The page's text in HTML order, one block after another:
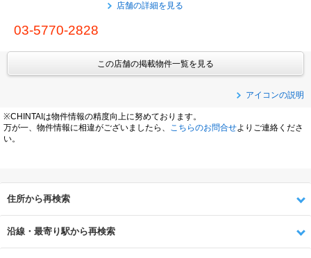
店舗の詳細を見る
03-5770-2828
この店舗の掲載物件一覧を見る
アイコンの説明
※CHINTAIは物件情報の精度向上に努めております。
万が一、物件情報に相違がございましたら、
こちらのお問合せよりご連絡くださ
い。
住所から再検索
沿線・最寄り駅から再検索